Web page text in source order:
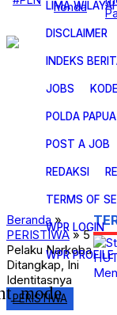
LIMA
DISCLAIMER
INDEKS
JOBS
POLDA PAPUA
POST A JOB
REDAKSI
TERMS OF
WPR LOGIN
WPR PROFILE
CERITA
EKONOMI
KESEHATAN
OLAH RAGA
PENDIDIKAN
POLITIK
RAGAM
TOPIK TV
honda
Beranda»
PERISTIWA »5
Pelaku Narkoba
Ditangkap, Ini
Identitasnya
PERISTIWA